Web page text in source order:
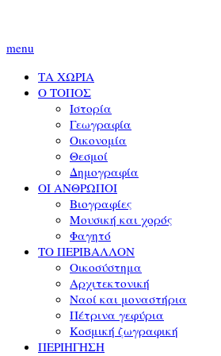
menu
ΤΑ ΧΩΡΙΑ
Ο ΤΟΠΟΣ
Ιστορία
Γεωγραφία
Οικονομία
Θεσμοί
Δημογραφία
ΟΙ ΑΝΘΡΩΠΟΙ
Βιογραφίες
Μουσική και χορός
Φαγητό
ΤΟ ΠΕΡΙΒΑΛΛΟΝ
Οικοσύστημα
Αρχιτεκτονική
Ναοί και μοναστήρια
Πέτρινα γεφύρια
Κοσμική ζωγραφική
ΠΕΡΙΗΓΗΣΗ